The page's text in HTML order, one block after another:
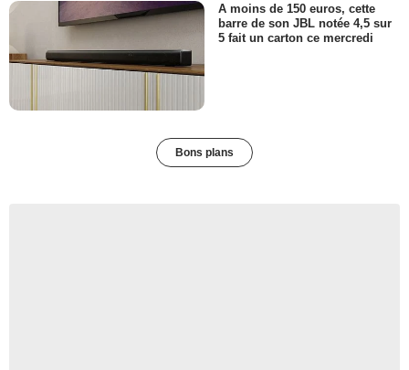
A moins de 150 euros, cette
barre de son JBL notée 4,5 sur
5 fait un carton ce mercredi
Bons plans